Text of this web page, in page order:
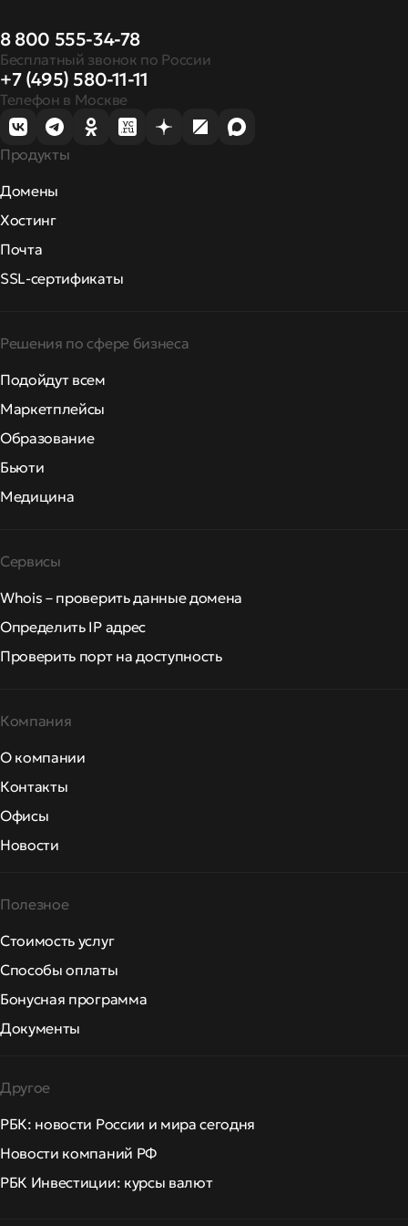
8 800 555-34-78
Бесплатный звонок по России
+7 (495) 580-11-11
Телефон в Москве
Продукты
Домены
Хостинг
Почта
SSL-сертификаты
Решения по сфере бизнеса
Подойдут всем
Маркетплейсы
Образование
Бьюти
Медицина
Сервисы
Whois – проверить данные домена
Определить IP адрес
Проверить порт на доступность
Компания
О компании
Контакты
Офисы
Новости
Полезное
Стоимость услуг
Способы оплаты
Бонусная программа
Документы
Другое
РБК: новости России и мира сегодня
Новости компаний РФ
РБК Инвестиции: курсы валют